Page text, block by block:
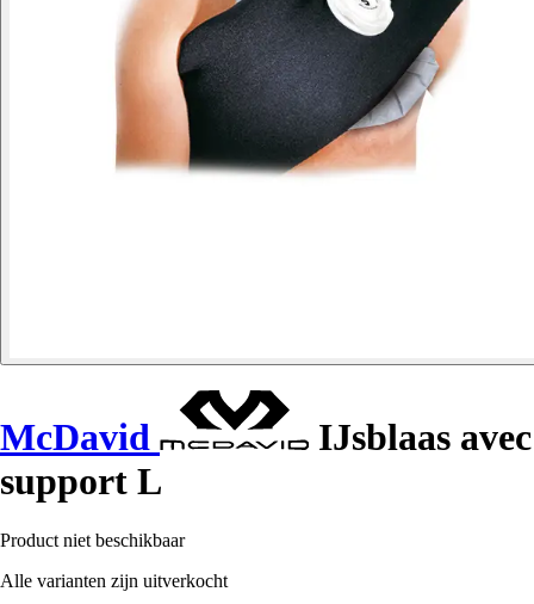
McDavid
IJsblaas avec
support L
Product niet beschikbaar
Alle varianten zijn uitverkocht